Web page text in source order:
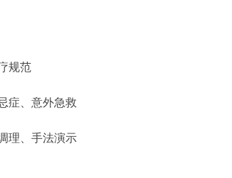
规范
症、意外急救
理、手法演示